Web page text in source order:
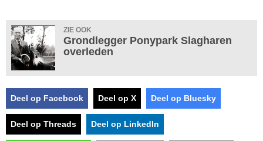
ZIE OOK
Grondlegger Ponypark Slagharen
overleden
Deel op Facebook Deel op X Deel op Bluesky
Deel op Threads Deel op LinkedIn